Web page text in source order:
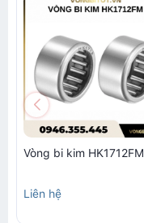
Vòng bi kim HK1712FM
Liên hệ